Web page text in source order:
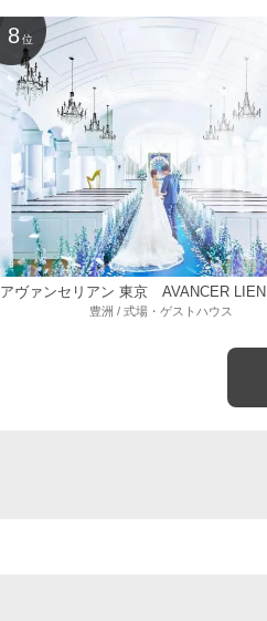
8 位
アヴァンセリアン 東京 AVANCER
豊洲 / 式場・ゲストハウス